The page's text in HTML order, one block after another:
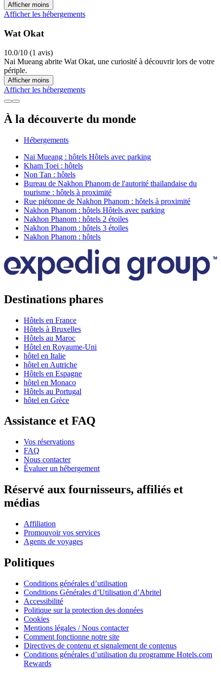
Afficher moins
Afficher les hébergements
Wat Okat
10.0/10 (1 avis)
Nai Mueang abrite Wat Okat, une curiosité à découvrir lors de votre
périple.
Afficher moins
Afficher les hébergements
À la découverte du monde
Hébergements
Nai Mueang : hôtels Hôtels avec parking
Kham Toei : hôtels
Non Tan : hôtels
Bureau de Nakhon Phanom de l'autorité thaïlandaise du
tourisme : hôtels à proximité
Rue piétonne de Nakhon Phanom : hôtels à proximité
Nakhon Phanom : hôtels Hôtels avec parking
Nakhon Phanom : hôtels 2 étoiles
Nakhon Phanom : hôtels 3 étoiles
Nakhon Phanom : hôtels
Destinations phares
Hôtels en France
Hôtels à Bruxelles
Hôtels au Maroc
Hôtel en Royaume-Uni
hôtel en Italie
hôtel en Autriche
Hôtels en Espagne
hôtel en Monaco
Hôtels au Portugal
hôtel en Grèce
Assistance et FAQ
Vos réservations
FAQ
Nous contacter
Évaluer un hébergement
Réservé aux fournisseurs, affiliés et
médias
Affiliation
Promouvoir vos services
Agents de voyages
Politiques
Conditions générales d’utilisation
Conditions Générales d’Utilisation d’Abritel
Accessibilité
Politique sur la protection des données
Cookies
Mentions légales / Nous contacter
Comment fonctionne notre site
Directives de contenu et signalement de contenus
Conditions générales d’utilisation du programme Hotels.com
Rewards